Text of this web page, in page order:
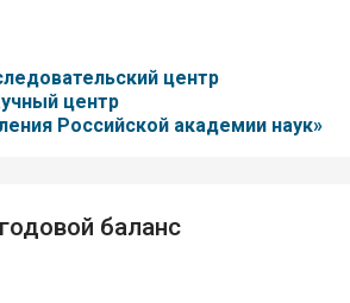
центр
центр
Российской академии наук»
баланс